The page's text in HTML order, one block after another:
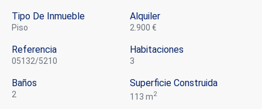
Tipo De Inmueble
piso
Alquiler
2.900 €
Referencia
05132/5210
Habitaciones
3
Baños
2
Superficie Construida
113 m2